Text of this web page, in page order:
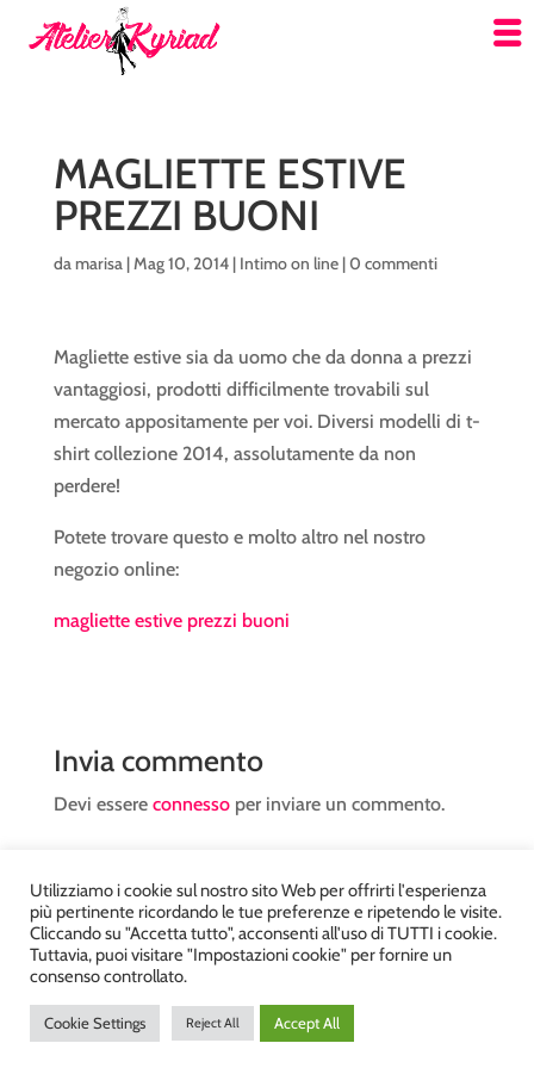
MAGLIETTE ESTIVE
PREZZI BUONI
damarisa|Mag 10, 2014| Intimo on line|0 commenti
Magliette estive sia da uomo che da donna a prezzi
vantaggiosi, prodotti difficilmente trovabili sul
mercato appositamente per voi. Diversi modelli di t-
shirt collezione 2014, assolutamente da non
perdere!
Potete trovare questo e molto altro nel nostro
negozio online:
magliette estive prezzi buoni
Invia commento
Devi essere connessoper inviare un commento.
Atelier Kyriad da Mary – via Carducci, 12 – Chiavenna –
Sondrio P.Iva 00812910149 – Tel. 0343 36560 – Sito
realizzato daDiegoGiuriani.com
Utilizziamo i cookie sul nostro sito Web per offrirti l'esperienza
più pertinente ricordando le tue preferenze e ripetendo le visite.
Cliccando su "Accetta tutto", acconsenti all'uso di TUTTI i cookie.
Tuttavia, puoi visitare "Impostazioni cookie" per fornire un
consenso controllato.
Cookie Settings Reject All Accept All